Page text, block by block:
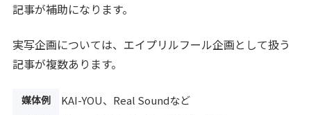
記事が補助になります。
実写企画については、エイプリルフール企画として扱う
記事が複数あります。
媒体例 KAI-YOU、Real Soundなど